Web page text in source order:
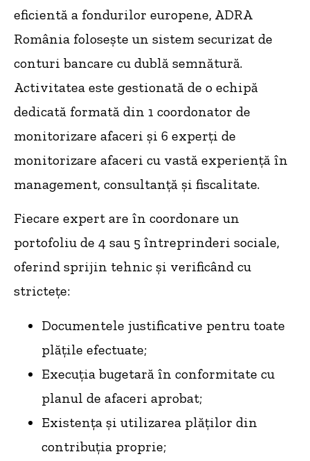
eficientă a fondurilor europene, ADRA
România folosește un sistem securizat de
conturi bancare cu dublă semnătură.
Activitatea este gestionată de o echipă
dedicată formată din 1 coordonator de
monitorizare afaceri și 6 experți de
monitorizare afaceri cu vastă experiență în
management, consultanță și fiscalitate.
Fiecare expert are în coordonare un
portofoliu de 4 sau 5 întreprinderi sociale,
oferind sprijin tehnic și verificând cu
strictețe:
Documentele justificative pentru toate
plățile efectuate;
Execuția bugetară în conformitate cu
planul de afaceri aprobat;
Existența și utilizarea plăților din
contribuția proprie;